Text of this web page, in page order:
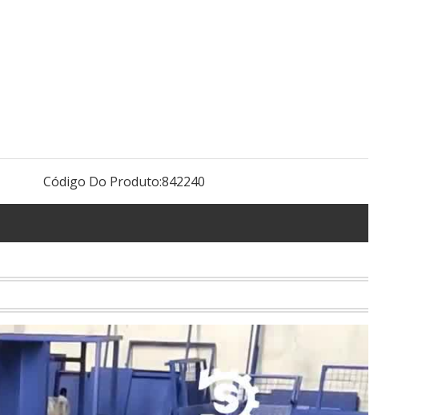
Código Do Produto:842240